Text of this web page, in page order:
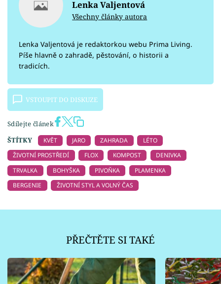
Lenka Valjentová
Všechny články autora
Lenka Valjentová je redaktorkou webu Prima Living.
Píše hlavně o zahradě, pěstování, o historii a
tradicích.
VSTOUPIT DO DISKUZE
Sdílejte článek
ŠTÍTKY
KVĚT JARO ZAHRADA
LÉTO
ŽIVOTNÍ PROSTŘEDÍ
FLOX KOMPOST
DENIVKA
TRVALKA
BOHYŠKA PIVOŇKA
PLAMENKA
BERGENIE
ŽIVOTNÍ STYL A VOLNÝ ČAS
PŘEČTĚTE SI TAKÉ